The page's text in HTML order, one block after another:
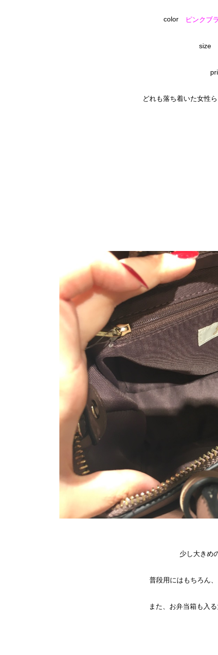
color ピンクブ
size
どれも落ち着いた女性
少し大きめ
普段用にはもちろん
また、お弁当箱も入